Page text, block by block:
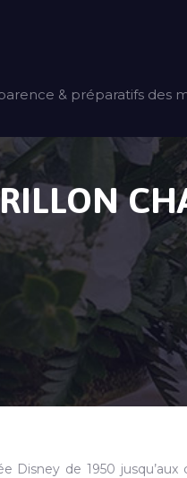
& préparatifs des
Disney de 1950